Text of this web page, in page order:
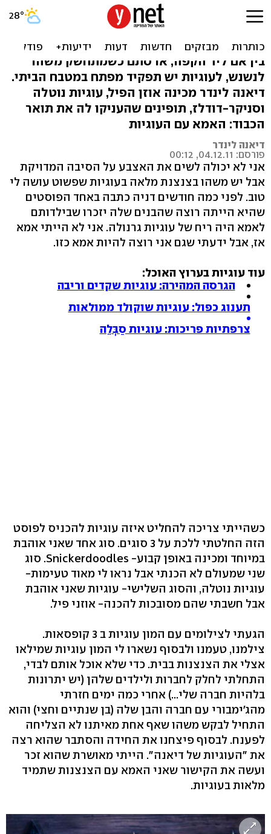
האמא של העוגיות: מתכונים
בין אם ליד הקפה, או סתם כשמתחשק משהו
לנשנש, לעוגיות יש תפקיד מפתח במטבח הביתי.
דיאנה לינדר מכינה אוזן הפיל, עוגיות נוטלה
וסניקר-דודלז, תופינים שהעניקו לה את תואר
הכבוד: האמא עם העוגיות
דיאנה לינדר
פורסם: 04.12.11, 00:12
אני לא יכולה לשים את האצבע על הסיבה המדויקת
אבל יש משהו בצנצנת מלאה בעוגיות שפשוט עושה לי
טוב. לפני כמה חודשים דניה כתבה באחד הפוסטים
שהיא הייתה רוצה שהבנים שלה יזכרו שבילדותם
לאמא היה ריח של עוגיות גרנולה. אני לא הייתי אמא
אז, אבל ידעתי שגם אני רוצה להיות אמא כזו.
עוד עוגיות בערוץ האוכל:
הגרסה המהירה: עוגיות שקדים וריבה
תענוג כפול: עוגיות שוקולד ממולאות
צרפתיות פריכות: עוגיות סַבְּלֵה
כשהייתי צריכה להחליט איזה עוגיות להכניס לפוסט
הזה החלטתי ללכת על 3 סוגים. סוג אחד שאני אוהבת
במיוחד ומכינה באופן קבוע- Snickerdoodles. סוג
שני שמעולם לא הכנתי אבל נראו לי מאוד טעימות-
עוגיות נוטלה, והסוג השלישי- עוגיות שאני אוהבת
אבל חשבתי שהם מסובכות להכנה- אוזני פיל.
הגעתי לצילומים עם המון עוגיות ב 3 קופסאות.
צילמנו, טעמנו ולבסוף נשארו לי המון עוגיות שמילאו
אצלי את הצנצנות בבית. כדי שלא אוכל אותם לבדי,
התחלתי לחלק לחברות ולילדים שלהן (יש יתרונות
בלהיות חברה שלי...) אחרי כמה ימים חזרתי
מהג'ימבורי עם חברה והבן שלה (בן שנתיים וחצי) והוא
התחיל לבקש משהו שאף אחת מאיתנו לא הצליחה
לפענח. לבסוף פיצחנו את החידה והסתבר שהוא רצה
את "העוגיות של דיאנה". הייתי מאושרת שהוא זכר
ועשה את הקישור שאני האמא עם הצנצנות שתמיד
מלאות בעוגיות.